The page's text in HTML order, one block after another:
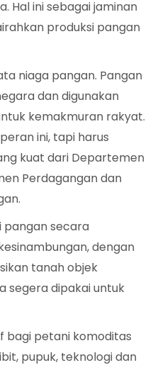
Hal ini sebagai jaminan
produksi pangan
niaga pangan. Pangan
dan digunakan
kemakmuran rakyat.
ini, tapi harus
kuat dari Departemen
Perdagangan dan
pangan secara
dengan
tanah objek
segera dipakai untuk
bagi petani komoditas
pupuk, teknologi dan